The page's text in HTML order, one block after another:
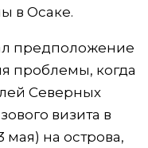
в Осаке.
предположение
проблемы, когда
Северных
визита в
мая) на острова,